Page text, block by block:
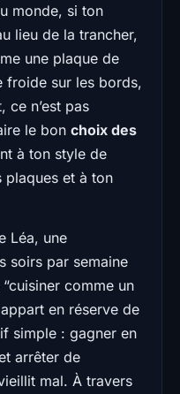
monde, si ton
lieu de la trancher,
une plaque de
froide sur les bords,
ce n’est pas
le bon choix des
à ton style de
plaques et à ton
Léa, une
soirs par semaine
comme un
en réserve de
simple : gagner en
arrêter de
mal. À travers